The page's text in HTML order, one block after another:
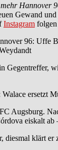
Hannover
Gewand und
Instagram folgen
96: Uffe
Gegentreffer,
Walace ersetzt
Augsburg.
eiskalt ab
diesmal klärt er